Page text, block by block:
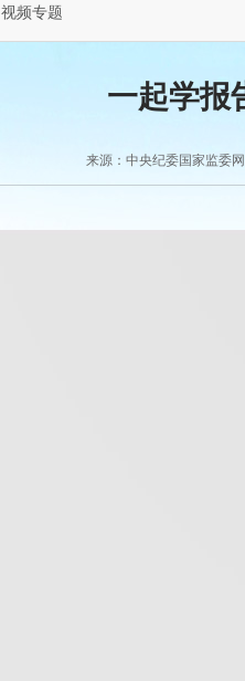
视频专题
一起学报
来源：中央纪委国家监